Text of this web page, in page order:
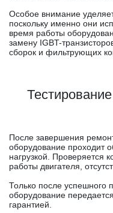
Особое внимание
поскольку именно они
время работы
замену IGBT-
сборок и фильтрующих
После завершения
оборудование проходит
нагрузкой. Проверяется
работы двигателя,
Только после успешного
оборудование
гарантией.